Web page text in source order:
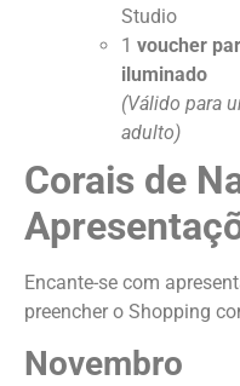
Studio
1 voucher
iluminado
(Válido para
adulto)
Corais de
Encante-se com
preencher o Shopping
Novembro